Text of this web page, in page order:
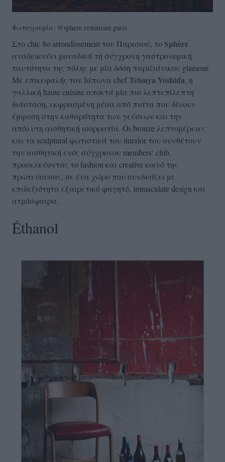
Φωτογραφία: @sphere.restaurant.paris
Στο chic 8ο arrondissement του Παρισιού, το Sphère
αναδεικνύει μοναδικά τη σύγχρονη γαστρονομική
ταυτότητα της πόλης με μία δόση παριζιάνικου glamour.
Με επικεφαλής τον Ιάπωνα chefTetsuya Yoshida, η
γαλλική haute cuisine αποκτά μία πιο λεπτεπίλεπτη
διάσταση, εκφρασμένη μέσα από πιάτα που δίνουν
έμφαση στην καθαρότητα των γεύσεων και την
απόλυτη αισθητική ισορροπία. Οι bronze λεπτομέρειες
και τα sculptural φωτιστικά του interior του συνθέτουν
την αισθητική ενός σύγχρονου members’ club,
προσελκύοντας το fashion και creative κοινό της
πρωτεύουσας, σε ένα χώρο που συνδυάζει με
επιδεξιότητα εξαιρετικό φαγητό, immaculate design και
ατμόσφαιρα.
Éthanol